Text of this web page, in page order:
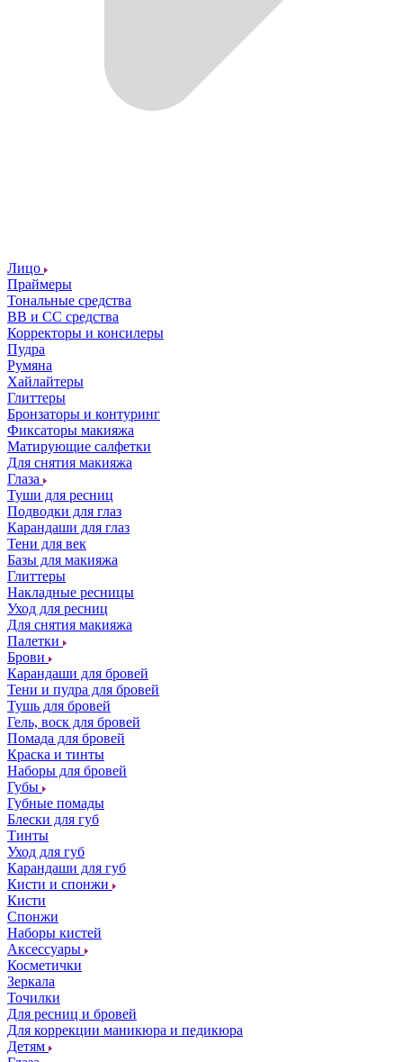
Лицо
Праймеры
Тональные средства
ВВ и СС средства
Корректоры и консилеры
Пудра
Румяна
Хайлайтеры
Глиттеры
Бронзаторы и контуринг
Фиксаторы макияжа
Матирующие салфетки
Для снятия макияжа
Глаза
Туши для ресниц
Подводки для глаз
Карандаши для глаз
Тени для век
Базы для макияжа
Глиттеры
Накладные ресницы
Уход для ресниц
Для снятия макияжа
Палетки
Брови
Карандаши для бровей
Тени и пудра для бровей
Тушь для бровей
Гель, воск для бровей
Помада для бровей
Краска и тинты
Наборы для бровей
Губы
Губные помады
Блески для губ
Тинты
Уход для губ
Карандаши для губ
Кисти и спонжи
Кисти
Спонжи
Наборы кистей
Аксессуары
Косметички
Зеркала
Точилки
Для ресниц и бровей
Для коррекции маникюра и педикюра
Детям